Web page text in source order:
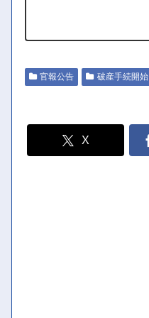
官報公告 破産手続開始
X